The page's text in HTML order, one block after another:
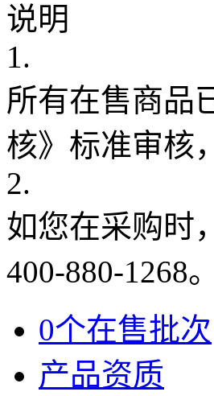
说明
1.
所有在售商品
核》标准审核
2.
如您在采购时
400-880-1268。
0个在售批次
产品资质